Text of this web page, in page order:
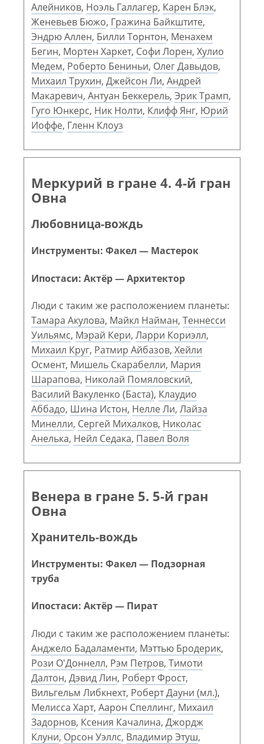
Алейников, Ноэль Галлагер, Карен Блэк,
Женевьев Бюжо, Гражина Байкштите,
Эндрю Аллен, Билли Торнтон, Менахем
Бегин, Мортен Харкет, Софи Лорен, Хулио
Медем, Роберто Бениньи, Олег Давыдов,
Михаил Трухин, Джейсон Ли, Андрей
Макаревич, Антуан Беккерель, Эрик Трамп,
Гуго Юнкерс, Ник Нолти, Клифф Янг, Юрий
Иоффе, Гленн Клоуз
Меркурий в гране 4. 4-й гран
Овна
Любовница-вождь
Инструменты: Факел — Мастерок
Ипостаси: Актёр — Архитектор
Люди с таким же расположением планеты:
Тамара Акулова, Майкл Найман, Теннесси
Уильямс, Мэрай Кери, Ларри Кориэлл,
Михаил Круг, Ратмир Айбазов, Хейли
Осмент, Мишель Скарабелли, Мария
Шарапова, Николай Помяловский,
Василий Вакуленко (Баста), Клаудио
Аббадо, Шина Истон, Нелле Ли, Лайза
Минелли, Сергей Михалков, Николас
Анелька, Нейл Седака, Павел Воля
Венера в гране 5. 5-й гран
Овна
Хранитель-вождь
Инструменты: Факел — Подзорная
труба
Ипостаси: Актёр — Пират
Люди с таким же расположением планеты:
Анджело Бадаламенти, Мэттью Бродерик,
Рози О'Доннелл, Рэм Петров, Тимоти
Далтон, Дэвид Лин, Роберт Фрост,
Вильгельм Либкнехт, Роберт Дауни (мл.),
Мелисса Харт, Аарон Спеллинг, Михаил
Задорнов, Ксения Качалина, Джордж
Клуни, Орсон Уэллс, Владимир Этуш,